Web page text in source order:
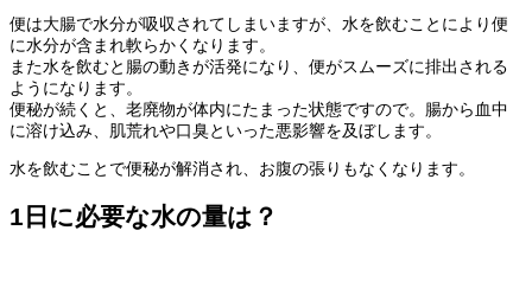
便は大腸で水分が吸収されてしまいますが、水を飲むことにより便
に水分が含まれ軟らかくなります。
また水を飲むと腸の動きが活発になり、便がスムーズに排出される
ようになります。
便秘が続くと、老廃物が体内にたまった状態ですので。腸から血中
に溶け込み、肌荒れや口臭といった悪影響を及ぼします。
水を飲むことで便秘が解消され、お腹の張りもなくなります。
1日に必要な水の量は？